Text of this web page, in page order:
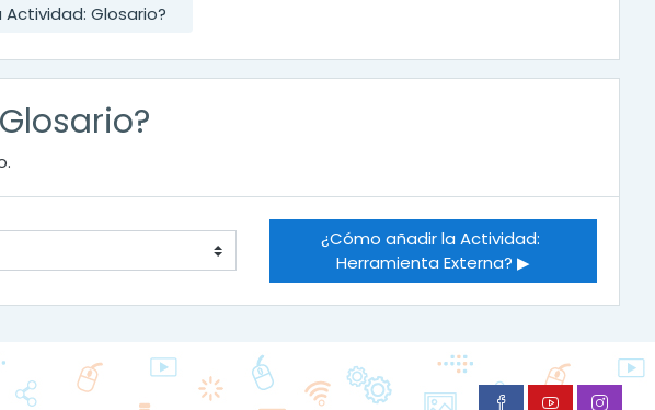
Glosario?
¿Cómo añadir la Actividad:
Herramienta Externa? ▶︎